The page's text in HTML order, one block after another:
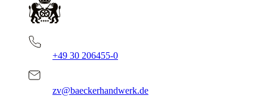
+49 30 206455-0
zv@baeckerhandwerk.de